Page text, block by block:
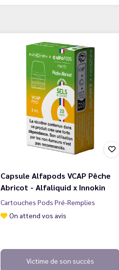
Capsule Alfapods VCAP Pêche
Abricot - Alfaliquid x Innokin
Cartouches Pods Pré-Remplies
On attend vos avis
Victime de son succès